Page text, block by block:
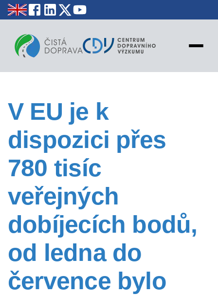
STATISTIKY
EDUKACE
MAPY
PROJEKTY
KONTAKT
V EU je k
dispozici přes
780 tisíc
veřejných
dobíjecích bodů,
od ledna do
července bylo